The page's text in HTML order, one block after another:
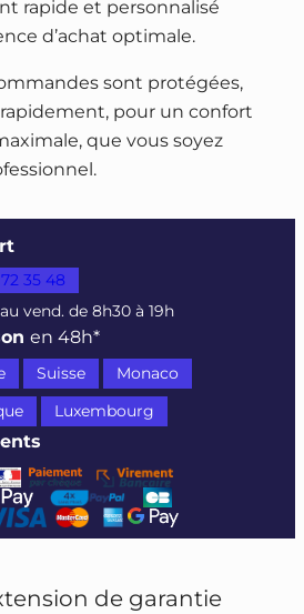
rapide et personnalisé
d’achat optimale.
sont protégées,
pour un confort
que vous soyez
35 48
vend. de 8h30 à 19h
en 48h*
Suisse
Monaco
Luxembourg
de garantie